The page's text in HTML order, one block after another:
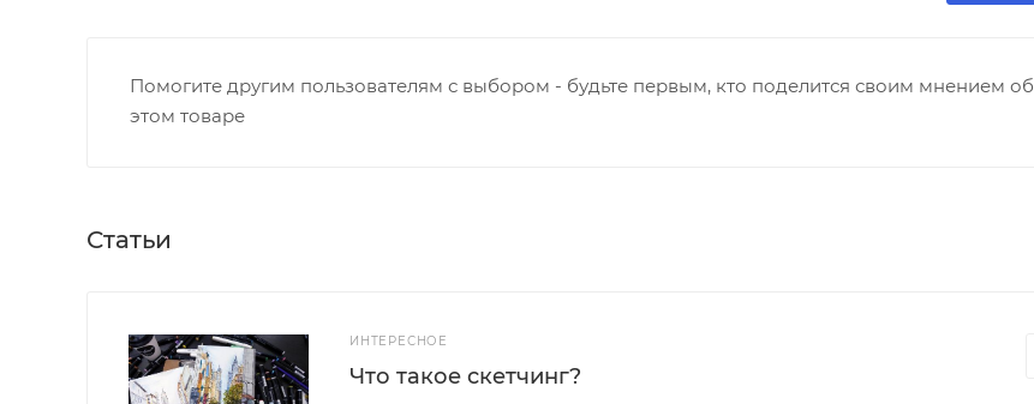
Помогите другим пользователям с выбором - будьте первым, кто поделится своим мнением об
этом товаре
Статьи
ИНТЕРЕСНОЕ
Что такое скетчинг?